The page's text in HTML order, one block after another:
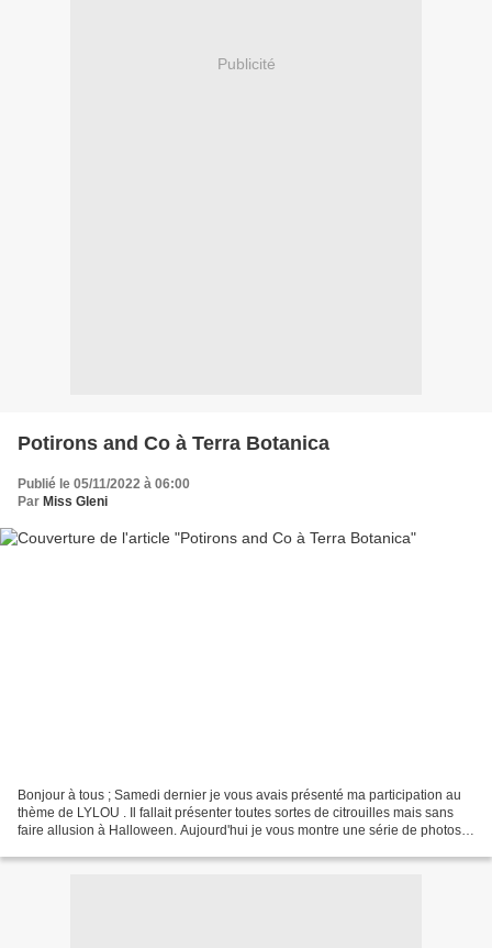
Publicité
Potirons and Co à Terra Botanica
Publié le 05/11/2022 à 06:00
Par Miss Gleni
Bonjour à tous ; Samedi dernier je vous avais présenté ma participation au
thème de LYLOU . Il fallait présenter toutes sortes de citrouilles mais sans
faire allusion à Halloween. Aujourd'hui je vous montre une série de photos